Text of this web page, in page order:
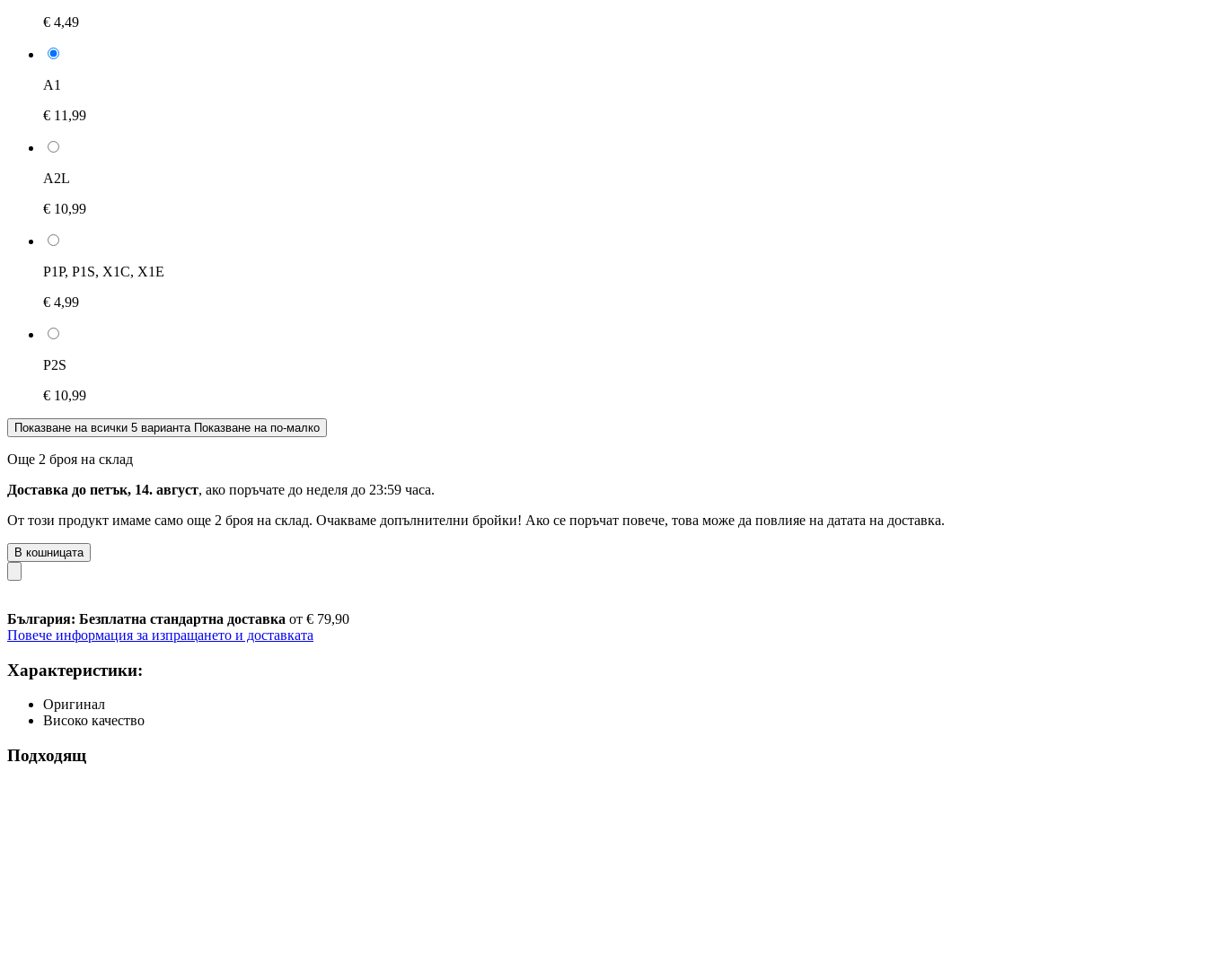
€ 4,49
A1
€ 11,99
A2L
€ 10,99
P1P, P1S, X1C, X1E
€ 4,99
P2S
€ 10,99
Показване на всички 5 варианта Показване на по-малко
Още 2 броя на склад
Доставка до петък, 14. август, ако поръчате до неделя до 23:59 часа.
От този продукт имаме само още 2 броя на склад. Очакваме допълнителни бройки! Ако се поръчат повече, това може да повлияе на датата на доставка.
В кошницата
България: Безплатна стандартна доставка от € 79,90
Повече информация за изпращането и доставката
Характеристики:
Оригинал
Високо качество
Подходящ